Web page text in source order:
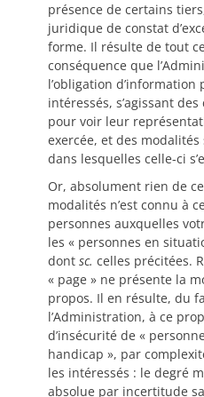
présence de certains
juridique de constat
forme. Il résulte de tout
conséquence que
l’obligation
intéressés, s’agissant
pour voir leur
exercée, et des
dans lesquelles celle-ci
Or, absolument rien de
modalités n’est connu à
personnes auxquelles
les « personnes en
dont sc. celles précitées.
« page » ne présente la
propos. Il en résulte, du
l’Administration, à ce
d’insécurité de «
handicap », par
les intéressés : le degré
absolue par incertitude